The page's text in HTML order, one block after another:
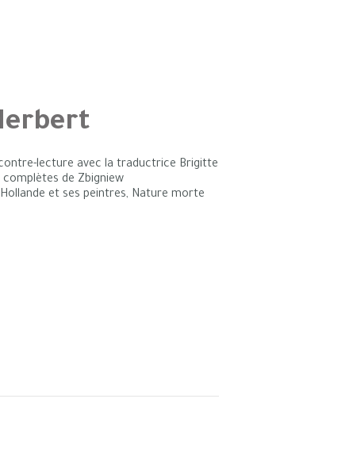
lecture avec la traductrice Brigitte
de Zbigniew
et ses peintres, Nature morte